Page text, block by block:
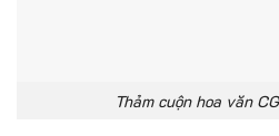
Thảm cuộn hoa văn